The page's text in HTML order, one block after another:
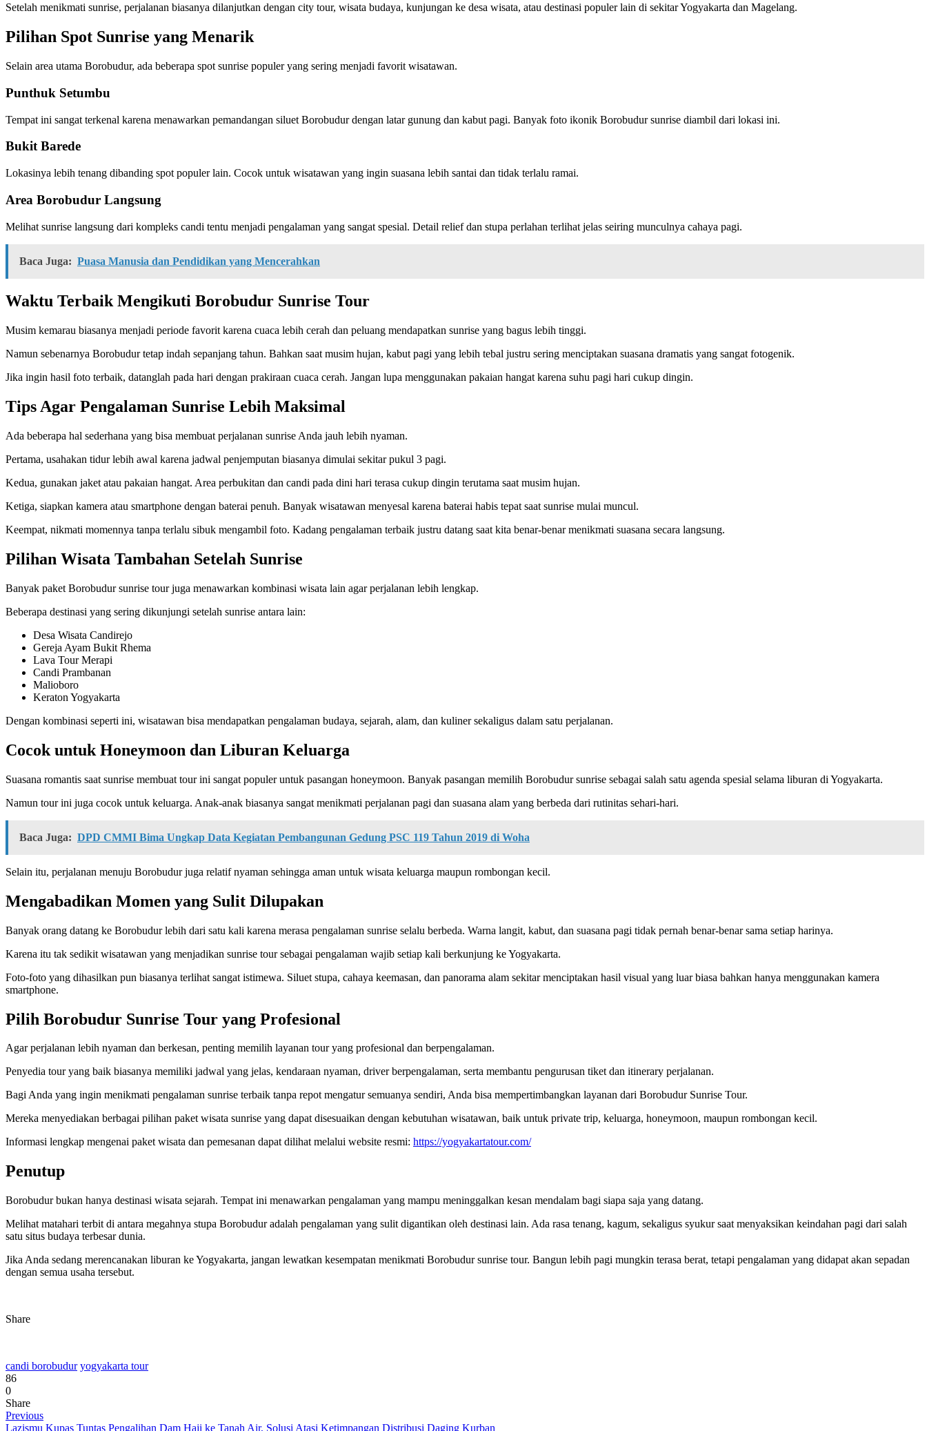
Setelah menikmati sunrise, perjalanan biasanya dilanjutkan dengan city tour, wisata budaya, kunjungan ke desa wisata, atau destinasi populer lain di sekitar Yogyakarta dan Magelang.
Pilihan Spot Sunrise yang Menarik
Selain area utama Borobudur, ada beberapa spot sunrise populer yang sering menjadi favorit wisatawan.
Punthuk Setumbu
Tempat ini sangat terkenal karena menawarkan pemandangan siluet Borobudur dengan latar gunung dan kabut pagi. Banyak foto ikonik Borobudur sunrise diambil dari lokasi ini.
Bukit Barede
Lokasinya lebih tenang dibanding spot populer lain. Cocok untuk wisatawan yang ingin suasana lebih santai dan tidak terlalu ramai.
Area Borobudur Langsung
Melihat sunrise langsung dari kompleks candi tentu menjadi pengalaman yang sangat spesial. Detail relief dan stupa perlahan terlihat jelas seiring munculnya cahaya pagi.
Baca Juga: Puasa Manusia dan Pendidikan yang Mencerahkan
Waktu Terbaik Mengikuti Borobudur Sunrise Tour
Musim kemarau biasanya menjadi periode favorit karena cuaca lebih cerah dan peluang mendapatkan sunrise yang bagus lebih tinggi.
Namun sebenarnya Borobudur tetap indah sepanjang tahun. Bahkan saat musim hujan, kabut pagi yang lebih tebal justru sering menciptakan suasana dramatis yang sangat fotogenik.
Jika ingin hasil foto terbaik, datanglah pada hari dengan prakiraan cuaca cerah. Jangan lupa menggunakan pakaian hangat karena suhu pagi hari cukup dingin.
Tips Agar Pengalaman Sunrise Lebih Maksimal
Ada beberapa hal sederhana yang bisa membuat perjalanan sunrise Anda jauh lebih nyaman.
Pertama, usahakan tidur lebih awal karena jadwal penjemputan biasanya dimulai sekitar pukul 3 pagi.
Kedua, gunakan jaket atau pakaian hangat. Area perbukitan dan candi pada dini hari terasa cukup dingin terutama saat musim hujan.
Ketiga, siapkan kamera atau smartphone dengan baterai penuh. Banyak wisatawan menyesal karena baterai habis tepat saat sunrise mulai muncul.
Keempat, nikmati momennya tanpa terlalu sibuk mengambil foto. Kadang pengalaman terbaik justru datang saat kita benar-benar menikmati suasana secara langsung.
Pilihan Wisata Tambahan Setelah Sunrise
Banyak paket Borobudur sunrise tour juga menawarkan kombinasi wisata lain agar perjalanan lebih lengkap.
Beberapa destinasi yang sering dikunjungi setelah sunrise antara lain:
Desa Wisata Candirejo
Gereja Ayam Bukit Rhema
Lava Tour Merapi
Candi Prambanan
Malioboro
Keraton Yogyakarta
Dengan kombinasi seperti ini, wisatawan bisa mendapatkan pengalaman budaya, sejarah, alam, dan kuliner sekaligus dalam satu perjalanan.
Cocok untuk Honeymoon dan Liburan Keluarga
Suasana romantis saat sunrise membuat tour ini sangat populer untuk pasangan honeymoon. Banyak pasangan memilih Borobudur sunrise sebagai salah satu agenda spesial selama liburan di Yogyakarta.
Namun tour ini juga cocok untuk keluarga. Anak-anak biasanya sangat menikmati perjalanan pagi dan suasana alam yang berbeda dari rutinitas sehari-hari.
Baca Juga: DPD CMMI Bima Ungkap Data Kegiatan Pembangunan Gedung PSC 119 Tahun 2019 di Woha
Selain itu, perjalanan menuju Borobudur juga relatif nyaman sehingga aman untuk wisata keluarga maupun rombongan kecil.
Mengabadikan Momen yang Sulit Dilupakan
Banyak orang datang ke Borobudur lebih dari satu kali karena merasa pengalaman sunrise selalu berbeda. Warna langit, kabut, dan suasana pagi tidak pernah benar-benar sama setiap harinya.
Karena itu tak sedikit wisatawan yang menjadikan sunrise tour sebagai pengalaman wajib setiap kali berkunjung ke Yogyakarta.
Foto-foto yang dihasilkan pun biasanya terlihat sangat istimewa. Siluet stupa, cahaya keemasan, dan panorama alam sekitar menciptakan hasil visual yang luar biasa bahkan hanya menggunakan kamera
smartphone.
Pilih Borobudur Sunrise Tour yang Profesional
Agar perjalanan lebih nyaman dan berkesan, penting memilih layanan tour yang profesional dan berpengalaman.
Penyedia tour yang baik biasanya memiliki jadwal yang jelas, kendaraan nyaman, driver berpengalaman, serta membantu pengurusan tiket dan itinerary perjalanan.
Bagi Anda yang ingin menikmati pengalaman sunrise terbaik tanpa repot mengatur semuanya sendiri, Anda bisa mempertimbangkan layanan dari Borobudur Sunrise Tour.
Mereka menyediakan berbagai pilihan paket wisata sunrise yang dapat disesuaikan dengan kebutuhan wisatawan, baik untuk private trip, keluarga, honeymoon, maupun rombongan kecil.
Informasi lengkap mengenai paket wisata dan pemesanan dapat dilihat melalui website resmi: https://yogyakartatour.com/
Penutup
Borobudur bukan hanya destinasi wisata sejarah. Tempat ini menawarkan pengalaman yang mampu meninggalkan kesan mendalam bagi siapa saja yang datang.
Melihat matahari terbit di antara megahnya stupa Borobudur adalah pengalaman yang sulit digantikan oleh destinasi lain. Ada rasa tenang, kagum, sekaligus syukur saat menyaksikan keindahan pagi dari salah
satu situs budaya terbesar dunia.
Jika Anda sedang merencanakan liburan ke Yogyakarta, jangan lewatkan kesempatan menikmati Borobudur sunrise tour. Bangun lebih pagi mungkin terasa berat, tetapi pengalaman yang didapat akan sepadan
dengan semua usaha tersebut.
Share
candi borobudur yogyakarta tour
86
0
Share
Previous
Lazismu Kupas Tuntas Pengalihan Dam Haji ke Tanah Air, Solusi Atasi Ketimpangan Distribusi Daging Kurban